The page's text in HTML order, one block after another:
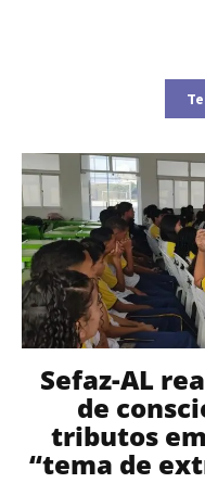
Sefaz-AL
de
tributos
“tema de